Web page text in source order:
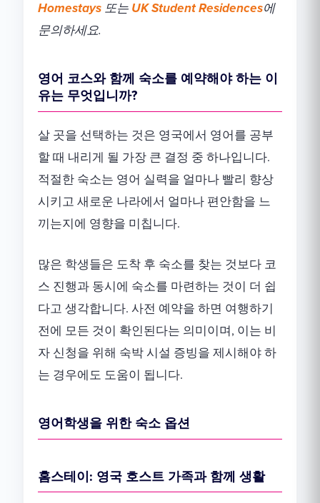
Homestays 또는 UK Student Residences에
문의하세요.
영어 코스와 함께 숙소를 예약해야 하는 이
유는 무엇입니까?
살 곳을 선택하는 것은 영국에서 영어를 공부
할 때 내리게 될 가장 큰 결정 중 하나입니다.
적절한 숙소는 영어 실력을 얼마나 빨리 향상
시키고 새로운 나라에서 얼마나 편안함을 느
끼는지에 영향을 미칩니다.
많은 학생들은 도착 후 숙소를 찾는 것보다 코
스 진행과 동시에 숙소를 마련하는 것이 더 쉽
다고 생각합니다. 사전 예약을 하면 여행하기
전에 모든 것이 확인된다는 의미이며, 이는 비
자 신청을 위해 숙박 시설 증빙을 제시해야 하
는 경우에도 도움이 됩니다.
영어학생을 위한 숙소 옵션
홈스테이: 영국 호스트 가족과 함께 생활